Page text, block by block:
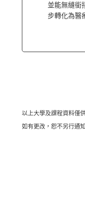
並能無縫銜
步轉化為醫
以上大學及課程資料僅
如有更改，恕不另行通